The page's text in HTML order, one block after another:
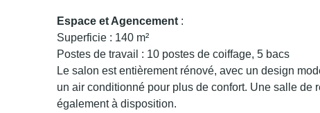
Espace et Agencement :
Superficie : 140 m²
Postes de travail : 10 postes de coiffage, 5 bacs
Le salon est entièrement rénové, avec un design
un air conditionné pour plus de confort. Une salle de
également à disposition.